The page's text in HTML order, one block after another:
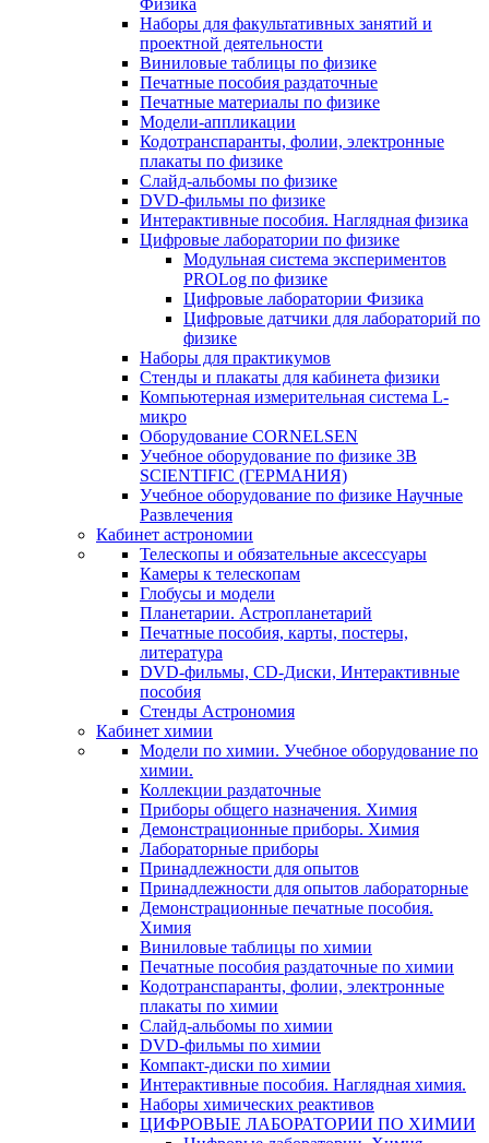
Физика
Наборы для факультативных занятий и
проектной деятельности
Виниловые таблицы по физике
Печатные пособия раздаточные
Печатные материалы по физике
Модели-аппликации
Кодотранспаранты, фолии, электронные
плакаты по физике
Слайд-альбомы по физике
DVD-фильмы по физике
Интерактивные пособия. Наглядная физика
Цифровые лаборатории по физике
Модульная система экспериментов
PROLog по физике
Цифровые лаборатории Физика
Цифровые датчики для лабораторий по
физике
Наборы для практикумов
Стенды и плакаты для кабинета физики
Компьютерная измерительная система L-
микро
Оборудование CORNELSEN
Учебное оборудование по физике 3B
SCIENTIFIC (ГЕРМАНИЯ)
Учебное оборудование по физике Научные
Развлечения
Кабинет астрономии
Телескопы и обязательные аксессуары
Камеры к телескопам
Глобусы и модели
Планетарии. Астропланетарий
Печатные пособия, карты, постеры,
литература
DVD-фильмы, CD-Диски, Интерактивные
пособия
Стенды Астрономия
Кабинет химии
Модели по химии. Учебное оборудование по
химии.
Коллекции раздаточные
Приборы общего назначения. Химия
Демонстрационные приборы. Химия
Лабораторные приборы
Принадлежности для опытов
Принадлежности для опытов лабораторные
Демонстрационные печатные пособия.
Химия
Виниловые таблицы по химии
Печатные пособия раздаточные по химии
Кодотранспаранты, фолии, электронные
плакаты по химии
Слайд-альбомы по химии
DVD-фильмы по химии
Компакт-диски по химии
Интерактивные пособия. Наглядная химия.
Наборы химических реактивов
ЦИФРОВЫЕ ЛАБОРАТОРИИ ПО ХИМИИ